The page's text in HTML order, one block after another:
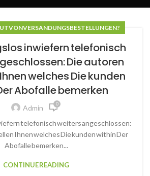
VON VERSANDUNGSBESTELLUNGEN?
inwiefern telefonisch
Die autoren
welches Die kunden
Abofalle bemerken
Admin 0
telefonisch weiters angeschlossen:
Ihnen welches Die kunden within Der
Abofalle bemerken...
CONTINUE READING